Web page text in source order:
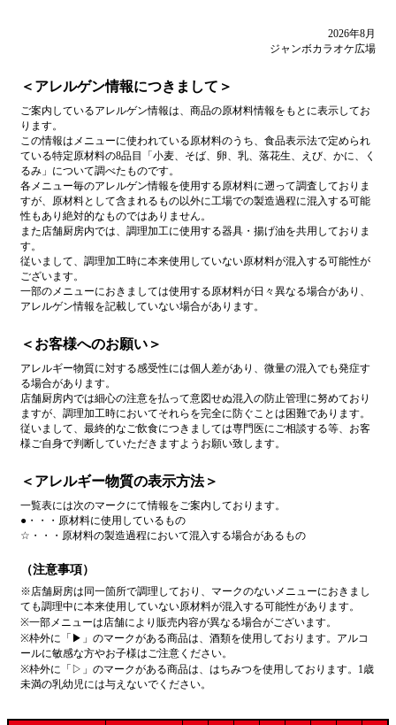
2026年8月
ジャンボカラオケ広場
＜アレルゲン情報につきまして＞
ご案内しているアレルゲン情報は、商品の原材料情報をもとに表示してお
ります。
この情報はメニューに使われている原材料のうち、食品表示法で定められ
ている特定原材料の8品目「小麦、そば、卵、乳、落花生、えび、かに、く
るみ」について調べたものです。
各メニュー毎のアレルゲン情報を使用する原材料に遡って調査しておりま
すが、原材料として含まれるもの以外に工場での製造過程に混入する可能
性もあり絶対的なものではありません。
また店舗厨房内では、調理加工に使用する器具・揚げ油を共用しておりま
す。
従いまして、調理加工時に本来使用していない原材料が混入する可能性が
ございます。
一部のメニューにおきましては使用する原材料が日々異なる場合があり、
アレルゲン情報を記載していない場合があります。
＜お客様へのお願い＞
アレルギー物質に対する感受性には個人差があり、微量の混入でも発症す
る場合があります。
店舗厨房内では細心の注意を払って意図せぬ混入の防止管理に努めており
ますが、調理加工時においてそれらを完全に防ぐことは困難であります。
従いまして、最終的なご飲食につきましては専門医にご相談する等、お客
様ご自身で判断していただきますようお願い致します。
＜アレルギー物質の表示方法＞
一覧表には次のマークにて情報をご案内しております。
●・・・原材料に使用しているもの
☆・・・原材料の製造過程において混入する場合があるもの
（注意事項）
※店舗厨房は同一箇所で調理しており、マークのないメニューにおきまし
ても調理中に本来使用していない原材料が混入する可能性があります。
※一部メニューは店舗により販売内容が異なる場合がございます。
※枠外に「▶」のマークがある商品は、酒類を使用しております。アルコ
ールに敏感な方やお子様はご注意ください。
※枠外に「▷」のマークがある商品は、はちみつを使用しております。1歳
未満の乳幼児には与えないでください。